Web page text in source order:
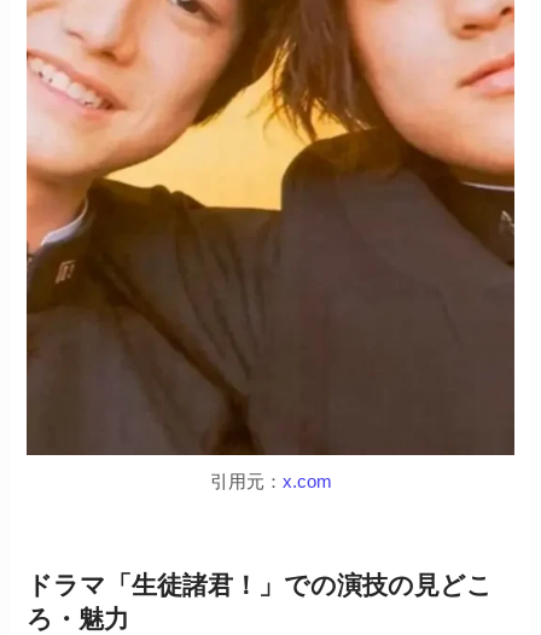
引用元： x.com
ドラマ「生徒諸君！」での演技の見どこ
ろ・魅力